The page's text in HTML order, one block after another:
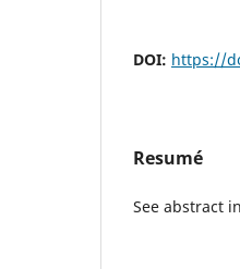
DOI: https://
Resumé
See abstract